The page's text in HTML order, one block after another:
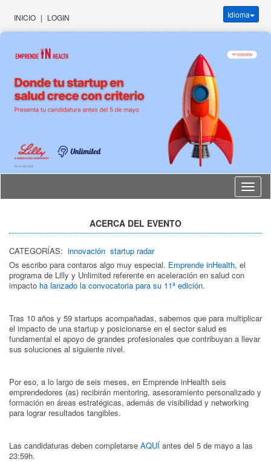
INICIO | LOGIN Idioma
Idioma
ACERCA DEL EVENTO
CATEGORÍAS: innovación startup radar
Os escribo para contaros algo muy especial. Emprende inHealth, el
programa de Lilly y Unlimited referente en aceleración en salud con
impacto ha lanzado la convocatoria para su 11ª edición.
Tras 10 años y 59 startups acompañadas, sabemos que para multiplicar
el impacto de una startup y posicionarse en el sector salud es
fundamental el apoyo de grandes profesionales que contribuyan a llevar
sus soluciones al siguiente nivel.
Por eso, a lo largo de seis meses, en Emprende inHealth seis
emprendedores (as) recibirán mentoring, asesoramiento personalizado y
formación en áreas estratégicas, además de visibilidad y networking
para lograr resultados tangibles.
Las candidaturas deben completarse AQUÍantes del 5 de mayo a las
23:59h.